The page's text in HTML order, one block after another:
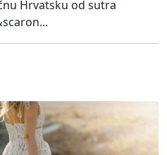
Hrvatsku od sutra